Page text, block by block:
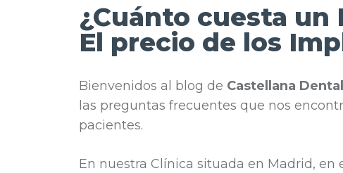
¿Cuánto cuesta
El precio de los
Bienvenidos al blog de Castellana Dental
las preguntas frecuentes que nos
pacientes.
En nuestra Clínica situada en Madrid, en